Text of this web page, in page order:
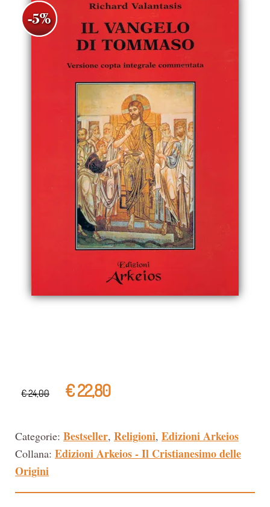
€ 24,00 € 22,80
Categorie: Bestseller, Religioni, Edizioni Arkeios
Collana: Edizioni Arkeios - Il Cristianesimo delle
Origini